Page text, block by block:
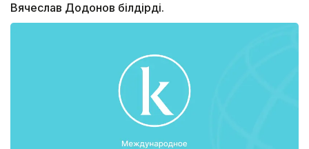
Вячеслав Додонов білдірді.